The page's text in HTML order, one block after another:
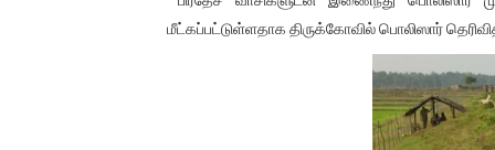
தடுப்பூசியை பெற்றுக் கொள்ளக்
சிறுமியை பாலியல்
பிரபல நடிகை தூக்கிட்டு
மீட்கப்பட்டுள்ளதாக திருக்கோவில் பொலிஸார்